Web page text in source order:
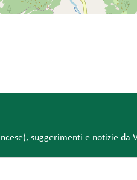
suggerimenti e notizie da